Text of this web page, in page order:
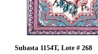
Subasta 1154T, Lote # 268